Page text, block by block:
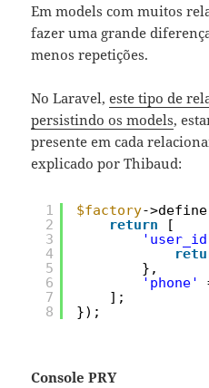
Em models com muitos
fazer uma grande
menos repetições.
No Laravel,este tipo de
persistindo os models,
presente em cada
explicado por Thibaud:
1
2
3
4
5
6
7
8
$factory-
return
[
},
'phone'
];
});
Console PRY